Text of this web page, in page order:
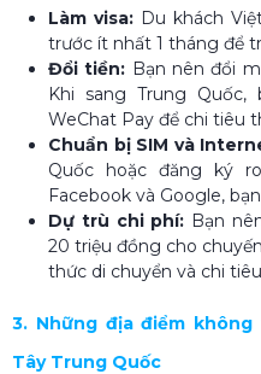
Làm visa:Du khách
trước ít nhất 1 tháng để
Đổi tiền: Bạn nên đổi
Khi sang Trung
WeChat Pay để chi tiêu
Chuẩn bị SIM và
Quốc hoặc đăng ký
Facebook và Google,
Dự trù chi phí: Bạn
20 triệu đồng cho
thức di chuyển và chi
3. Những địa điểm
Tây Trung Quốc